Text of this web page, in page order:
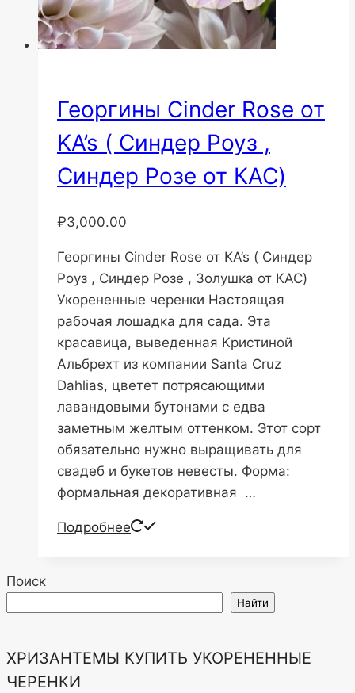
Георгины Cinder Rose от
KA’s ( Синдер Роуз ,
Синдер Розе от КАС)
₽3,000.00
Георгины Cinder Rose от KA’s ( Синдер
Роуз , Синдер Розе , Золушка от КАС)
Укорененные черенки Настоящая
рабочая лошадка для сада. Эта
красавица, выведенная Кристиной
Альбрехт из компании Santa Cruz
Dahlias, цветет потрясающими
лавандовыми бутонами с едва
заметным желтым оттенком. Этот сорт
обязательно нужно выращивать для
свадеб и букетов невесты. Форма:
формальная декоративная …
Подробнее
Поиск
Найти
ХРИЗАНТЕМЫ КУПИТЬ УКОРЕНЕННЫЕ
ЧЕРЕНКИ